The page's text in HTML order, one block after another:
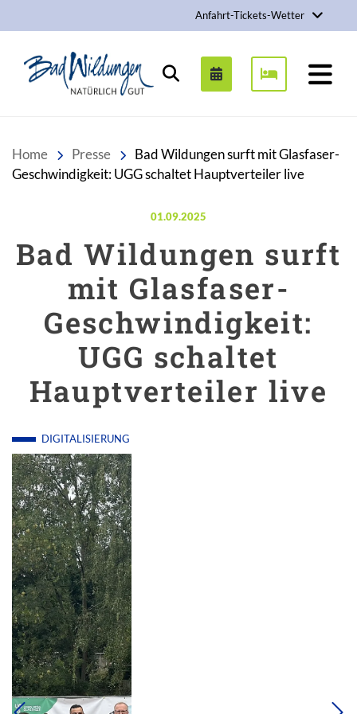
Anfahrt-Tickets-Wetter
Stadt Bad Wildungen
Suchen
Home Presse
Bad Wildungen surft mit Glasfaser-
Geschwindigkeit: UGG schaltet Hauptverteiler live
Veröffentlicht am:
01.09.2025
Bad Wildungen surft
mit Glasfaser-
Geschwindigkeit:
UGG schaltet
Hauptverteiler live
DIGITALISIERUNG